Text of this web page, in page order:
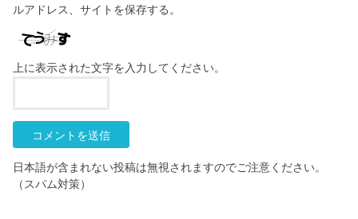
ルアドレス、サイトを保存する。
上に表示された文字を入力してください。
日本語が含まれない投稿は無視されますのでご注意ください。
（スパム対策）